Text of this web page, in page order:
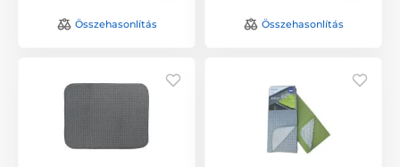
Összehasonlítás Összehasonlítás